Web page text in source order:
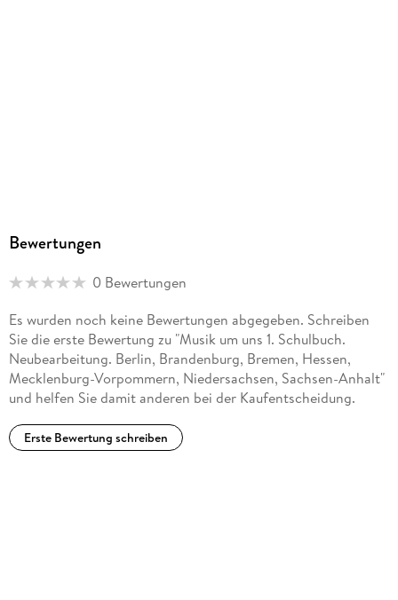
Bewertungen
0 Bewertungen
Es wurden noch keine Bewertungen abgegeben. Schreiben
Sie die erste Bewertung zu "Musik um uns 1. Schulbuch.
Neubearbeitung. Berlin, Brandenburg, Bremen, Hessen,
Mecklenburg-Vorpommern, Niedersachsen, Sachsen-Anhalt"
und helfen Sie damit anderen bei der Kaufentscheidung.
Erste Bewertung schreiben